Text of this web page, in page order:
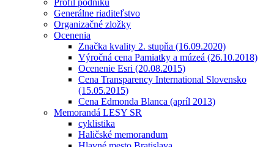
Generálne riaditeľstvo
Organizačné zložky
Ocenenia
Značka kvality 2. stupňa (16.09.2020)
Výročná cena Pamiatky a múzeá (26.10.2018)
Ocenenie Esri (20.08.2015)
Cena Transparency International Slovensko
(15.05.2015)
Cena Edmonda Blanca (apríl 2013)
Memorandá LESY SR
cyklistika
Haličské memorandum